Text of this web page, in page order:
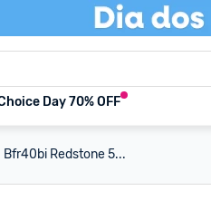
Day 70% OFF
Bfr40bi Redstone 5...